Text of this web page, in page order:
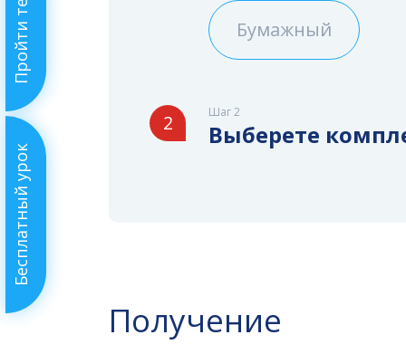
Бесплатный урок
Пройти тест Бумажный
Шаг 2
2 Выберете
Получение